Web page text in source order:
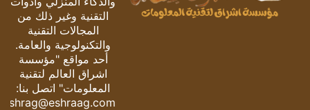
التقنية وغير ذلك من
المجالات التقنية
والتكنولوجية والعامة.
أحد مواقع "مؤسسة
اشراق العالم لتقنية
المعلومات" اتصل بنا:
eshrag@eshraag.com